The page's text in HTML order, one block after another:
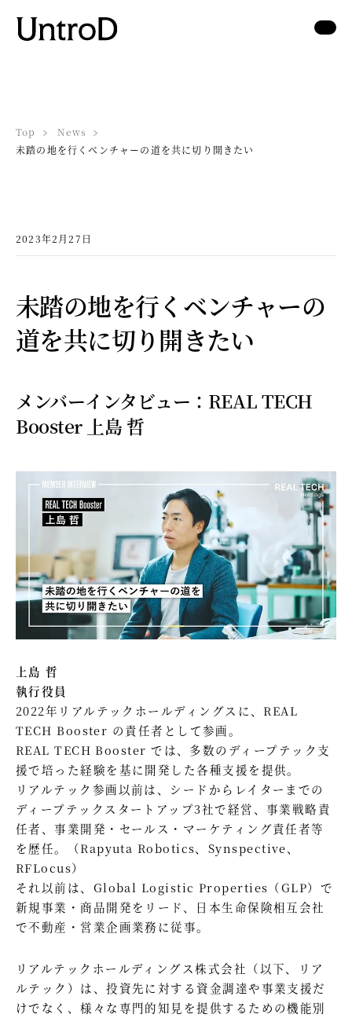
Top
News
未踏の地を行くベンチャーの道を共に切り開きたい
2023年2月27日
未踏の地を行くベンチャーの
道を共に切り開きたい
メンバーインタビュー：REAL TECH
Booster 上島 哲
上島 哲
執行役員
2022年リアルテックホールディングスに、REAL
TECH Booster の責任者として参画。
REAL TECH Booster では、多数のディープテック支
援で培った経験を基に開発した各種支援を提供。
リアルテック参画以前は、シードからレイターまでの
ディープテックスタートアップ3社で経営、事業戦略責
任者、事業開発・セールス・マーケティング責任者等
を歴任。（Rapyuta Robotics、Synspective、
RFLocus）
それ以前は、Global Logistic Properties（GLP）で
新規事業・商品開発をリード、日本生命保険相互会社
で不動産・営業企画業務に従事。
リアルテックホールディングス株式会社（以下、リア
ルテック）は、投資先に対する資金調達や事業支援だ
けでなく、様々な専門的知見を提供するための機能別